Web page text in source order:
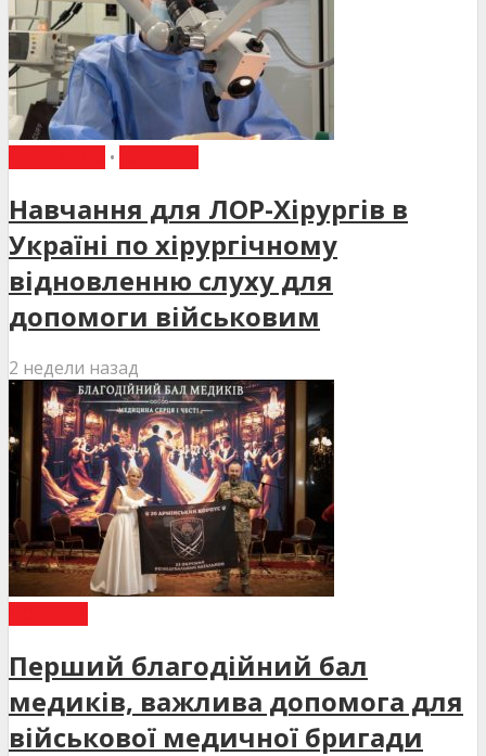
•
Навчання для ЛОР-Хірургів в
Україні по хірургічному
відновленню слуху для
допомоги військовим
2 недели назад
Перший благодійний бал
медиків, важлива допомога для
військової медичної бригади